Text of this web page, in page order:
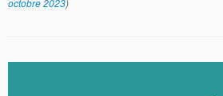
octobre 2023)